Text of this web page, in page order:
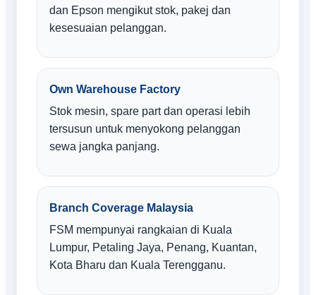
dan Epson mengikut stok, pakej dan
kesesuaian pelanggan.
Own Warehouse Factory
Stok mesin, spare part dan operasi lebih
tersusun untuk menyokong pelanggan
sewa jangka panjang.
Branch Coverage Malaysia
FSM mempunyai rangkaian di Kuala
Lumpur, Petaling Jaya, Penang, Kuantan,
Kota Bharu dan Kuala Terengganu.